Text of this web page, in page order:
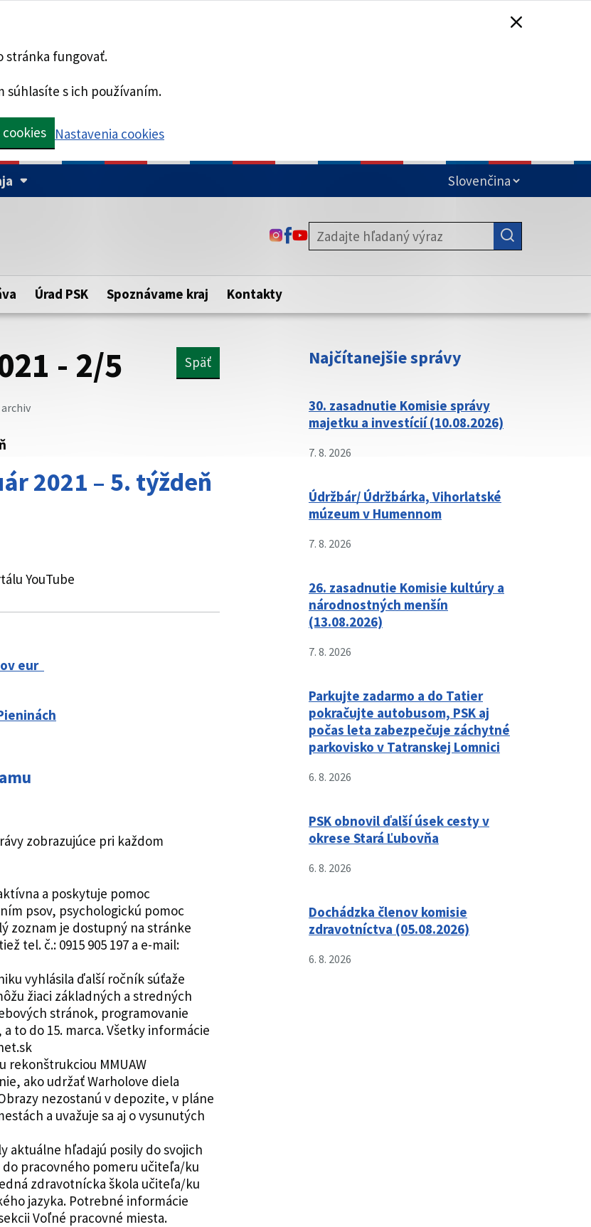
stránka fungovať.
súhlasíte s ich používaním.
Nastavenia cookies
kraja.
Táto stránka je zabezpečená
zabezpečenú webovú stránku. Zabezpečená stránka vždy začína
https:// pred názvom domény webového sídla.
ODKAZ SA OTVORÍ NA NOVEJ KARTE
ODKAZ SA OTVORÍ NA NOVEJ KARTE
ODKAZ SA OTVORÍ NA NOVEJ KARTE
Úrad PSK Spoznávame kraj Kontakty
- 2/5 Späť
archiv
2021 – 5. týždeň
eur
zobrazujúce pri každom
a poskytuje pomoc
psov, psychologickú pomoc
zoznam je dostupný na stránke
tel. č.: 0915 905 197 a e-mail:
vyhlásila ďalší ročník súťaže
žiaci základných a stredných
stránok, programovanie
to do 15. marca. Všetky informácie
rekonštrukciou MMUAW
ako udržať Warholove diela
nezostanú v depozite, v pláne
a uvažuje sa aj o vysunutých
aktuálne hľadajú posily do svojich
pracovného pomeru učiteľa/ku
zdravotnícka škola učiteľa/ku
jazyka. Potrebné informácie
Voľné pracovné miesta.
Najčítanejšie správy
30. zasadnutie Komisie správy
majetku a investícií (10.08.2026)
7. 8. 2026
Údržbár/ Údržbárka, Vihorlatské
múzeum v Humennom
7. 8. 2026
26. zasadnutie Komisie kultúry a
národnostných menšín
(13.08.2026)
7. 8. 2026
Parkujte zadarmo a do Tatier
pokračujte autobusom, PSK aj
počas leta zabezpečuje záchytné
parkovisko v Tatranskej Lomnici
6. 8. 2026
PSK obnovil ďalší úsek cesty v
okrese Stará Ľubovňa
6. 8. 2026
Dochádzka členov komisie
zdravotníctva (05.08.2026)
6. 8. 2026